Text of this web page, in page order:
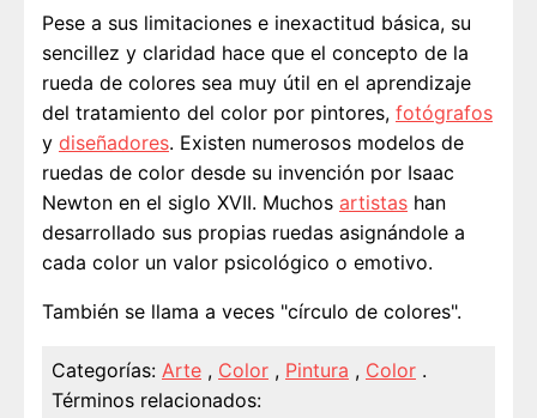
Pese a sus limitaciones e inexactitud básica, su
sencillez y claridad hace que el concepto de la
rueda de colores sea muy útil en el aprendizaje
del tratamiento del color por pintores, fotógrafos
y diseñadores. Existen numerosos modelos de
ruedas de color desde su invención por Isaac
Newton en el siglo XVII. Muchos artistas han
desarrollado sus propias ruedas asignándole a
cada color un valor psicológico o emotivo.
También se llama a veces "círculo de colores".
Categorías: Arte , Color , Pintura , Color .
Términos relacionados: